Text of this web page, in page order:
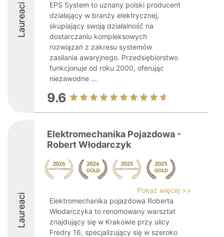
Laureaci
EPS System to uznany polski producent
działający w branży elektrycznej,
skupiający swoją działalność na
dostarczaniu kompleksowych
rozwiązań z zakresu systemów
zasilania awaryjnego. Przedsiębiorstwo
funkcjonuje od roku 2000, oferując
niezawodne ...
9.6
Laureaci
Elektromechanika Pojazdowa -
Robert Włodarczyk
Pokaż więcej >>
Elektromechanika pojazdowa Roberta
Włodarczyka to renomowany warsztat
znajdujący się w Krakowie przy ulicy
Fredry 16, specjalizujący się w szeroko